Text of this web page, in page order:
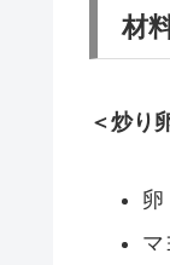
材
＜炒り
卵
マ